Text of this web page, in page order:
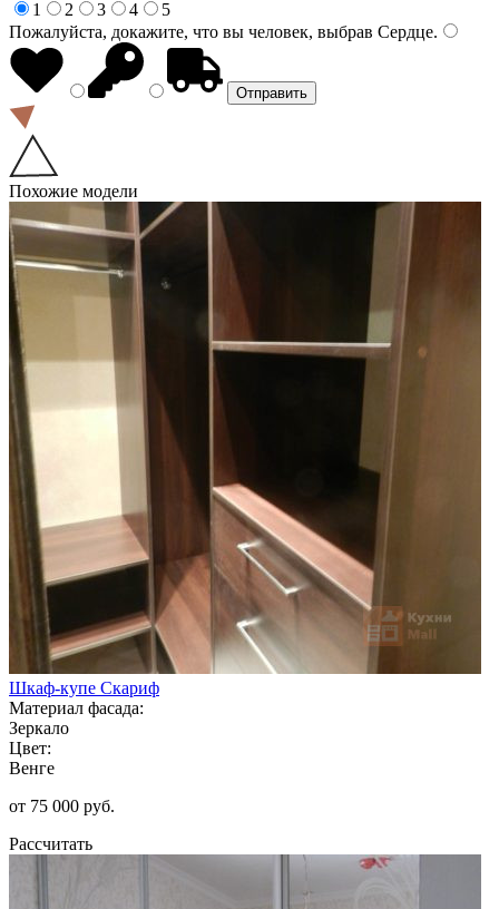
1
2 3 4
5
Пожалуйста, докажите, что вы человек, выбрав Сердце.
Похожие модели
Шкаф-купе Скариф
Материал фасада:
Зеркало
Цвет:
Венге
от 75 000 руб.
Рассчитать